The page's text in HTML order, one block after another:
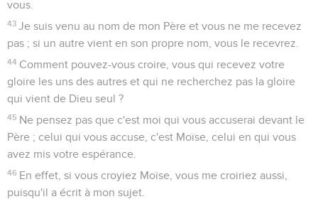
vous.
43 Je suis venu au nom de mon Père et vous ne me recevez
pas ; si un autre vient en son propre nom, vous le recevrez.
44 Comment pouvez-vous croire, vous qui recevez votre
gloire les uns des autres et qui ne recherchez pas la gloire
qui vient de Dieu seul ?
45 Ne pensez pas que c'est moi qui vous accuserai devant le
Père ; celui qui vous accuse, c'est Moïse, celui en qui vous
avez mis votre espérance.
46 En effet, si vous croyiez Moïse, vous me croiriez aussi,
puisqu'il a écrit à mon sujet.